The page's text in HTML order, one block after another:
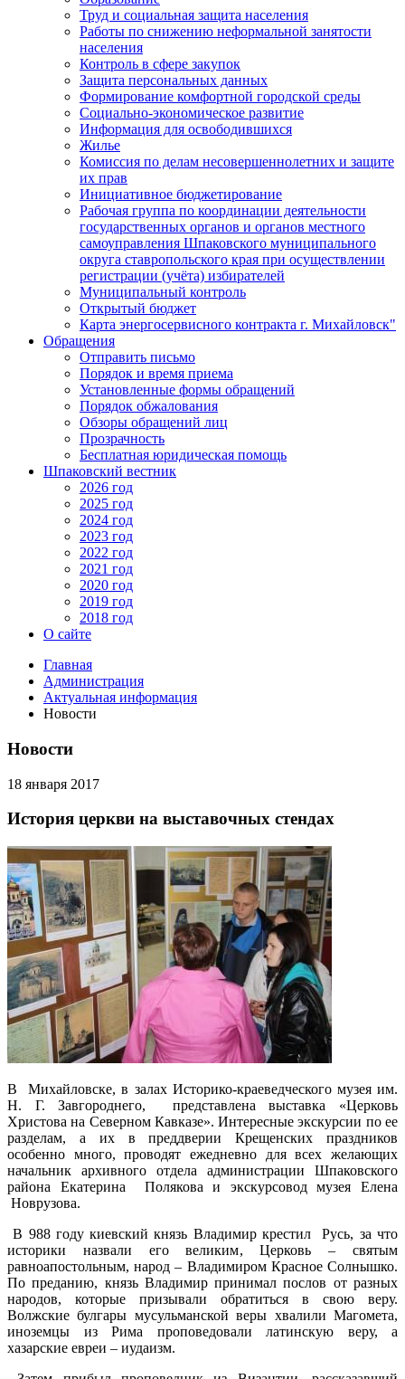
Труд и социальная защита населения
Работы по снижению неформальной занятости
населения
Контроль в сфере закупок
Защита персональных данных
Формирование комфортной городской среды
Социально-экономическое развитие
Информация для освободившихся
Жилье
Комиссия по делам несовершеннолетних и защите
их прав
Инициативное бюджетирование
Рабочая группа по координации деятельности
государственных органов и органов местного
самоуправления Шпаковского муниципального
округа ставропольского края при осуществлении
регистрации (учёта) избирателей
Муниципальный контроль
Открытый бюджет
Карта энергосервисного контракта г. Михайловск"
Обращения
Отправить письмо
Порядок и время приема
Установленные формы обращений
Порядок обжалования
Обзоры обращений лиц
Прозрачность
Бесплатная юридическая помощь
Шпаковский вестник
2026 год
2025 год
2024 год
2023 год
2022 год
2021 год
2020 год
2019 год
2018 год
О сайте
Главная
Администрация
Актуальная информация
Новости
Новости
18 января 2017
История церкви на выставочных стендах
В Михайловске, в залах Историко-краеведческого музея им.
Н. Г. Завгороднего, представлена выставка «Церковь
Христова на Северном Кавказе». Интересные экскурсии по ее
разделам, а их в преддверии Крещенских праздников
особенно много, проводят ежедневно для всех желающих
начальник архивного отдела администрации Шпаковского
района Екатерина Полякова и экскурсовод музея Елена
Новрузова.
В 988 году киевский князь Владимир крестил Русь, за что
историки назвали его великим, Церковь – святым
равноапостольным, народ – Владимиром Красное Солнышко.
По преданию, князь Владимир принимал послов от разных
народов, которые призывали обратиться в свою веру.
Волжские булгары мусульманской веры хвалили Магомета,
иноземцы из Рима проповедовали латинскую веру, а
хазарские евреи – иудаизм.